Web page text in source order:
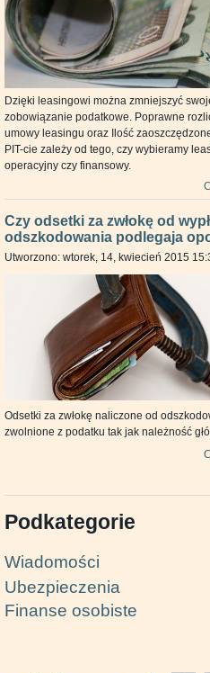
Dzięki leasingowi można zmniejszyć
zobowiązanie podatkowe. Poprawne
umowy leasingu oraz Ilość
PIT-cie zależy od tego, czy wybieramy
operacyjny czy finansowy.
Czy odsetki za zwłokę od
odszkodowania podlegaja
Utworzono: wtorek, 14, kwiecień 2015
Odsetki za zwłokę naliczone od
zwolnione z podatku tak jak należność
Podkategorie
Wiadomości
Ubezpieczenia
Finanse osobiste